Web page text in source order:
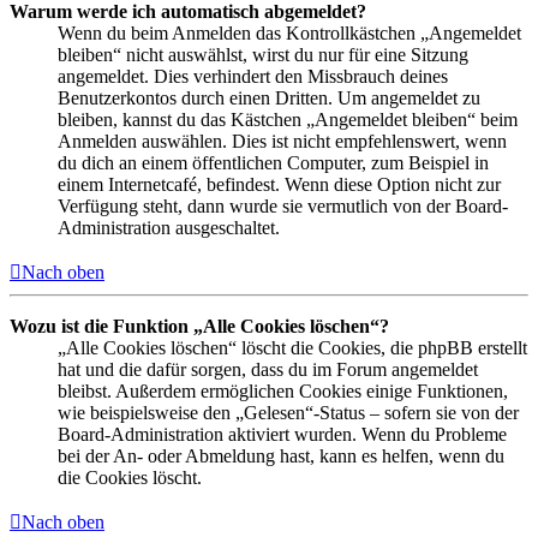
Warum werde ich automatisch abgemeldet?
Wenn du beim Anmelden das Kontrollkästchen „Angemeldet
bleiben“ nicht auswählst, wirst du nur für eine Sitzung
angemeldet. Dies verhindert den Missbrauch deines
Benutzerkontos durch einen Dritten. Um angemeldet zu
bleiben, kannst du das Kästchen „Angemeldet bleiben“ beim
Anmelden auswählen. Dies ist nicht empfehlenswert, wenn
du dich an einem öffentlichen Computer, zum Beispiel in
einem Internetcafé, befindest. Wenn diese Option nicht zur
Verfügung steht, dann wurde sie vermutlich von der Board-
Administration ausgeschaltet.
Nach oben
Wozu ist die Funktion „Alle Cookies löschen“?
„Alle Cookies löschen“ löscht die Cookies, die phpBB erstellt
hat und die dafür sorgen, dass du im Forum angemeldet
bleibst. Außerdem ermöglichen Cookies einige Funktionen,
wie beispielsweise den „Gelesen“-Status – sofern sie von der
Board-Administration aktiviert wurden. Wenn du Probleme
bei der An- oder Abmeldung hast, kann es helfen, wenn du
die Cookies löscht.
Nach oben